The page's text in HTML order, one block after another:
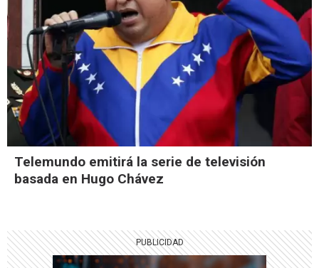
Telemundo emitirá la serie de televisión
basada en Hugo Chávez